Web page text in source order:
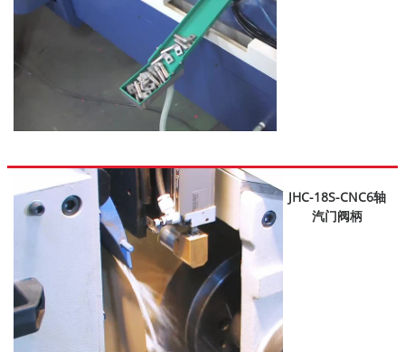
JHC-18S-CNC6轴
汽门阀柄